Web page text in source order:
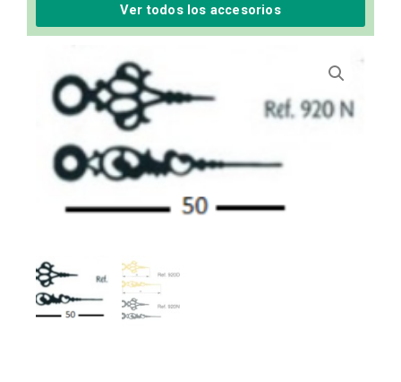
Ver todos los accesorios